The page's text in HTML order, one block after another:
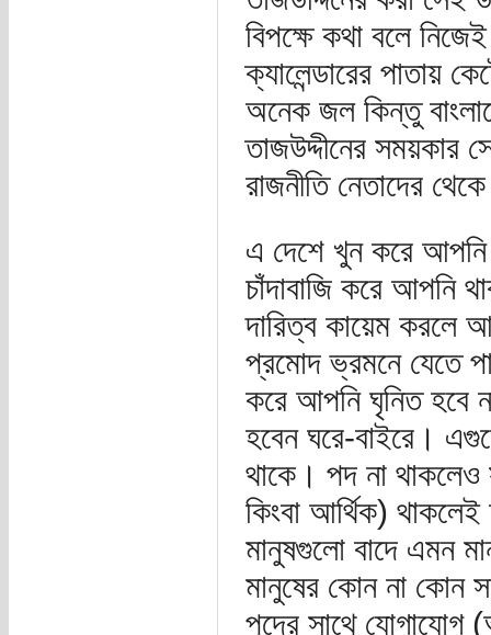
বিপক্ষে কথা বলে
ক্যালেন্ডারের পাতায়
অনেক জল কিন্তু
তাজউদ্দীনের সময়কার
রাজনীতি নেতাদের
এ দেশে খুন করে আপনি
চাঁদাবাজি করে আপনি
দারিত্ব কায়েম করলে
প্রমোদ ভ্রমনে যেতে
করে আপনি ঘৃনিত হবে
হবেন ঘরে-বাইরে।
থাকে। পদ না থাকলেও
কিংবা আর্থিক)
মানুষগুলো বাদে এমন
মানুষের কোন না কোন
পদের সাথে